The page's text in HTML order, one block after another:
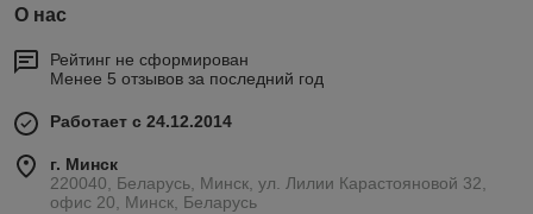
О нас
Рейтинг не сформирован
Менее 5 отзывов за последний год
Работает с 24.12.2014
г. Минск
220040, Беларусь, Минск, ул. Лилии Карастояновой 32,
офис 20, Минск, Беларусь